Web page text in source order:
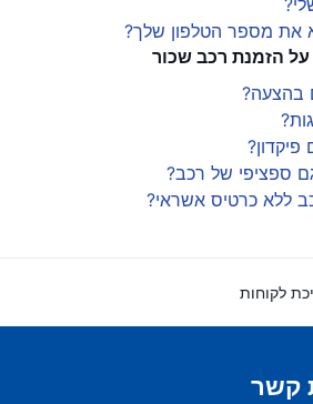
את מספר הטלפון שלך?
בהצעה?
ספציפי של רכב?
ללא כרטיס אשראי?
לקוחות
קשר